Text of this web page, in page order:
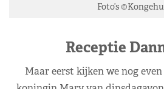
Foto’s
Receptie
Maar eerst kijken we nog